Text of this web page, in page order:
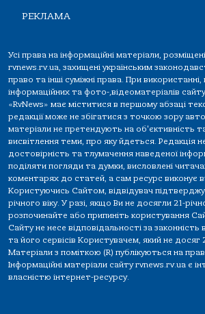
РЕКЛАМА
Усі права на інформаційні матеріали,
rvnews.rv.ua, захищені українським
право та інші суміжні права. При
інформаційних та фото-,відеоматеріалів
«RvNews» має міститися в першому абзаці
редакції може не збігатися з точкою зору
матеріали не претендують на об'єктивність та
висвітлення теми, про яку йдеться. Редакція
достовірність та тлумачення наведеної
поділяти погляди та думки, висловлені
коментарях до статей, а сам ресурс виконує
Користуючись Сайтом, відвідувач
річного віку. У разі, якщо Ви не досягли 21-
розпочинайте або припиніть користування
Сайту не несе відповідальності за
та його сервісів Користувачем, який не досяг
Матеріали з поміткою (R) публікуються на
Інформаційні матеріали сайту rvnews.rv.ua є
власністю інтернет-ресурсу.